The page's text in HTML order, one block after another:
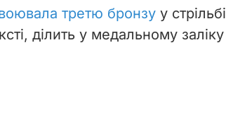
третю бронзу у стрільбі
ділить у медальному заліку